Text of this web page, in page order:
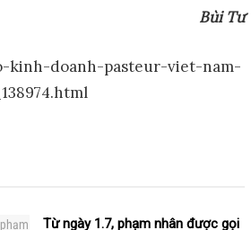
Bùi Tư
doanh-pasteur-viet-nam-
Từ ngày 1.7, phạm nhân được gọi